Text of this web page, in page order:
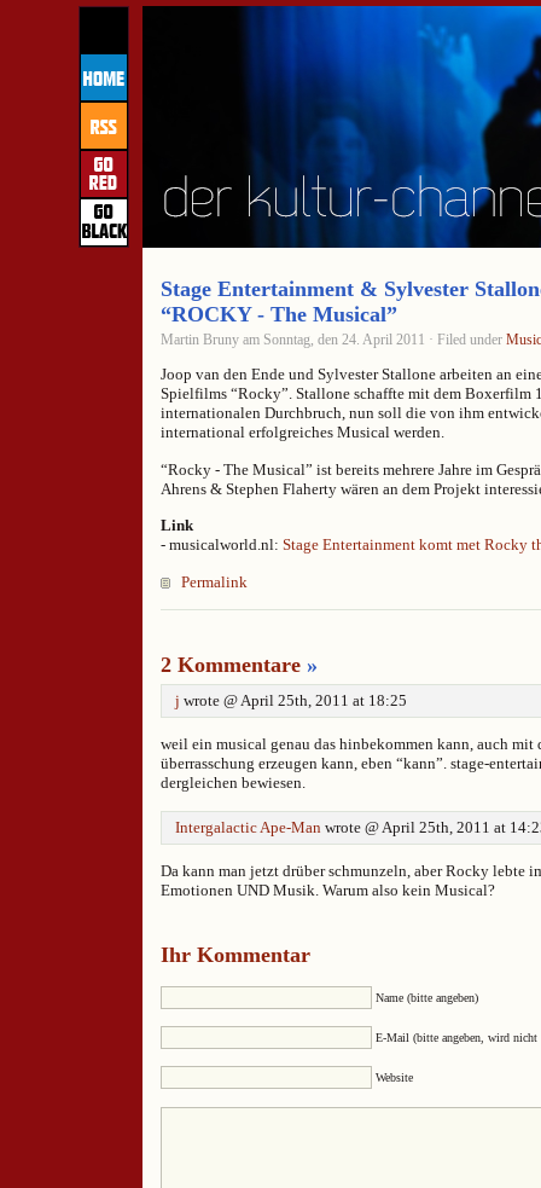
Stage Entertainment & Sylvester
“ROCKY - The Musical”
Martin Bruny am Sonntag, den 24. April 2011 · Filed under
Joop van den Ende und Sylvester Stallone arbeiten an
Spielfilms “Rocky”. Stallone schaffte mit dem Boxerfilm
internationalen Durchbruch, nun soll die von ihm
international erfolgreiches Musical werden.
“Rocky - The Musical” ist bereits mehrere Jahre im
Ahrens & Stephen Flaherty wären an dem Projekt
Link
- musicalworld.nl: Stage Entertainment komt met Rocky
Permalink
2 Kommentare »
j wrote @ April 25th, 2011 at 18:25
weil ein musical genau das hinbekommen kann, auch mit
überrasschung erzeugen kann, eben “kann”. stage-
dergleichen bewiesen.
Intergalactic Ape-Man wrote @ April 25th, 2011 at
Da kann man jetzt drüber schmunzeln, aber Rocky lebte
Emotionen UND Musik. Warum also kein Musical?
Ihr Kommentar
Name (bitte angeben)
E-Mail (bitte angeben, wird nicht
Website